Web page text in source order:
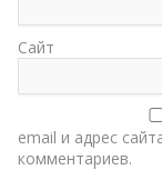
Сайт
email и адрес
комментариев.